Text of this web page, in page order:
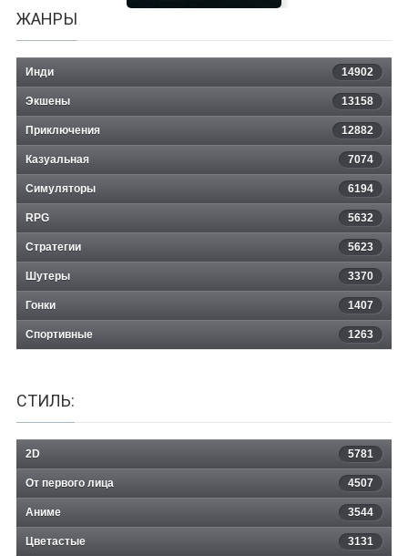
ЖАНРЫ
Инди 14902
Экшены 13158
Приключения 12882
Казуальная 7074
Симуляторы 6194
RPG 5632
Стратегии 5623
Шутеры 3370
Гонки 1407
Спортивные 1263
СТИЛЬ:
2D 5781
От первого лица 4507
Аниме 3544
Цветастые 3131